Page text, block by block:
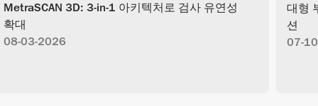
MetraSCAN 3D: 3-in-1 아키텍처로 검사 유연성
확대
08-03-2026
대형
션
07-